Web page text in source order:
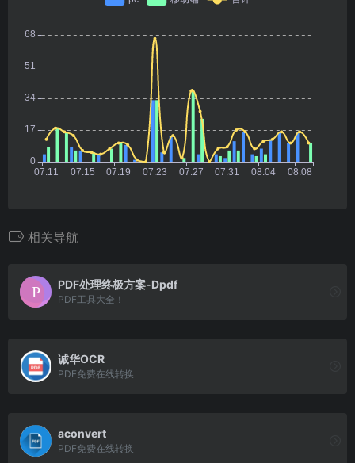
相关导航
PDF处理终极方案-Dpdf
PDF工具大全！
诚华OCR
PDF免费在线转换
aconvert
PDF免费在线转换